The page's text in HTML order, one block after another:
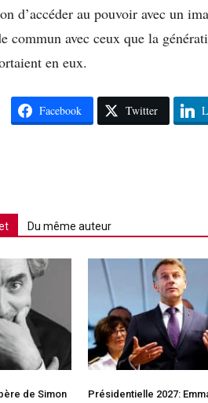
d’accéder au pouvoir avec un
commun avec ceux que la
en eux.
Facebook Twitter
Du même auteur
de Simon
Présidentielle 2027: